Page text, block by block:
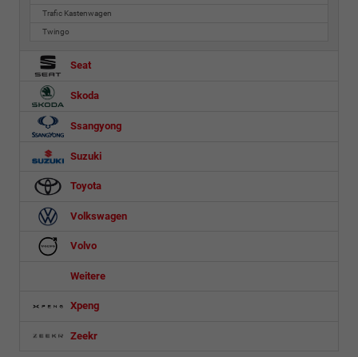
Trafic Kastenwagen
Twingo
Seat
Skoda
Ssangyong
Suzuki
Toyota
Volkswagen
Volvo
Weitere
Xpeng
Zeekr